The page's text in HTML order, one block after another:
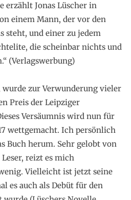
erzählt Jonas Lüscher in
einem Mann, der vor den
steht, und einer zu jedem
die scheinbar nichts und
(Verlagswerbung)
zur Verwunderung vieler
Preis der Leipziger
Versäumnis wird nun für
wettgemacht. Ich persönlich
Buch herum. Sehr gelobt von
reizt es mich
Vielleicht ist jetzt seine
es auch als Debüt für den